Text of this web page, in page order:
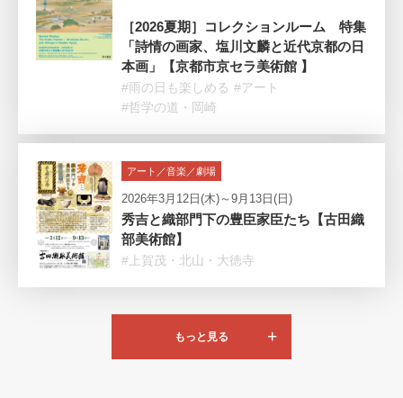
［2026夏期］コレクションルーム 特集
「詩情の画家、塩川文麟と近代京都の日
本画」【京都市京セラ美術館 】
#雨の日も楽しめる #アート
#哲学の道・岡崎
アート／音楽／劇場
2026年3月12日(木)～9月13日(日)
秀吉と織部門下の豊臣家臣たち【古田織
部美術館】
#上賀茂・北山・大徳寺
もっと見る